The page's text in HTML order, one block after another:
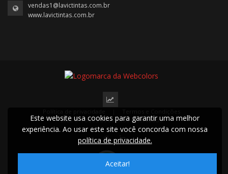
vendas1@lavictintas.com.br
www.lavictintas.com.br
2022 © Todos os direitos reservados.
Este website usa cookies para garantir uma melhor
experiência. Ao usar este site você concorda com nossa
política de privacidade.
Aceitar!